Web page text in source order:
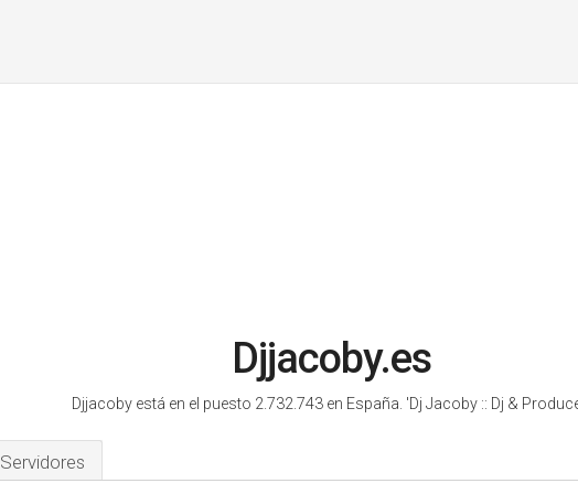
Djjacoby.es
Djjacoby está en el puesto 2.732.743 en España. 'Dj Jacoby :: Dj &
Servidores